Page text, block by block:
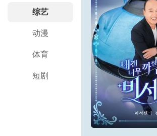
综艺
动漫
体育
短剧